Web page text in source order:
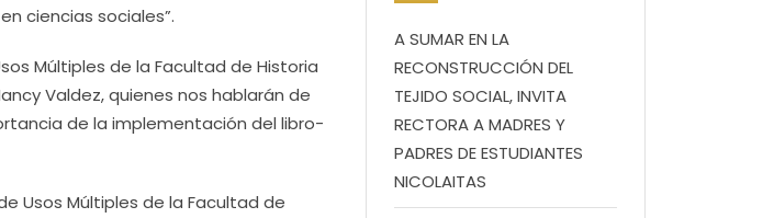
ciencias sociales”.
Múltiples de la Facultad de Historia
Valdez, quienes nos hablarán de
de la implementación del libro-
Usos Múltiples de la Facultad de
A SUMAR EN LA
RECONSTRUCCIÓN DEL
TEJIDO SOCIAL, INVITA
RECTORA A MADRES Y
PADRES DE ESTUDIANTES
NICOLAITAS